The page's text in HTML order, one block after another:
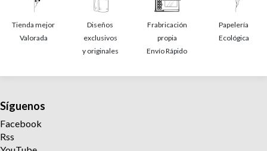
Tienda mejor
Valorada
Diseños
exclusivos
y originales
Frabricación
propia
Envío Rápido
Papelería
Ecológica
Síguenos
Facebook
Rss